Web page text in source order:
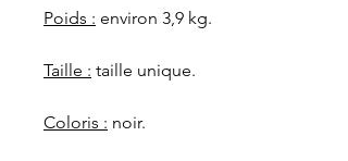
Poids : environ 3,9 kg.
Taille : taille unique.
Coloris : noir.